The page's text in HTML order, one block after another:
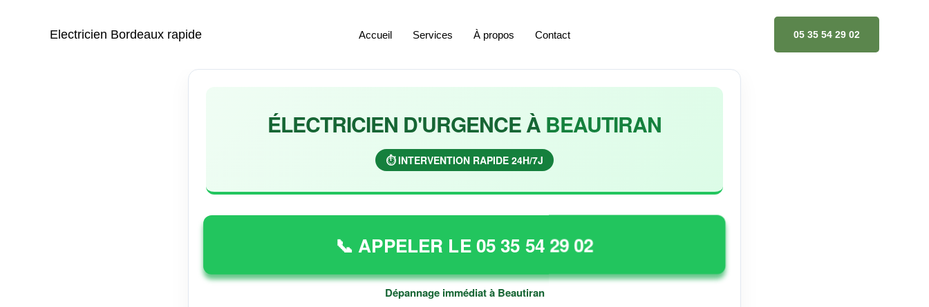
Electricien Bordeaux rapide Accueil Services À propos Contact 05 35 54 29 02
ÉLECTRICIEN D'URGENCE À BEAUTIRAN
⏱️ INTERVENTION RAPIDE 24H/7J
📞 APPELER LE 05 35 54 29 02
Dépannage immédiat à Beautiran